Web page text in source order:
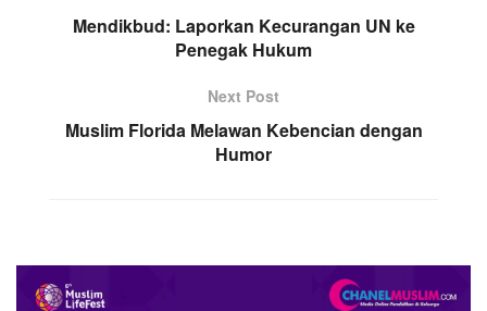
Mendikbud: Laporkan Kecurangan UN ke
Penegak Hukum
Next Post
Muslim Florida Melawan Kebencian dengan
Humor